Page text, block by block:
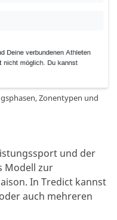
Zonentypen und
und der
Modell zur
In Tredict kannst
auch mehreren